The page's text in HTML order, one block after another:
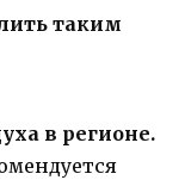
таким
в регионе.